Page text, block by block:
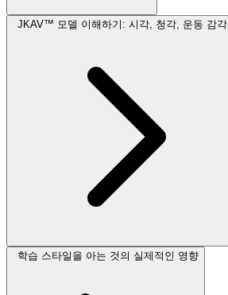
JKAV™ 모델 이해하기: 시각, 청각, 운동 감각
학습 스타일을 아는 것의 실제적인 영향